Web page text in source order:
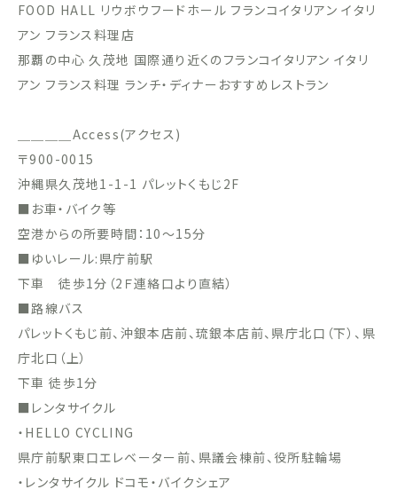
FOOD HALL リウボウフードホール フランコイタリアン イタリ
アン フランス料理店
那覇の中心 久茂地 国際通り近くのフランコイタリアン イタリ
アン フランス料理 ランチ・ディナーおすすめレストラン
＿＿＿＿Access(アクセス)
〒900-0015
沖縄県久茂地1-1-1 パレットくもじ2F
■お車・バイク等
空港からの所要時間：10〜15分
■ゆいレール:県庁前駅
下車 徒歩1分（2Ｆ連絡口より直結）
■路線バス
パレットくもじ前、沖銀本店前、琉銀本店前、県庁北口（下）、県
庁北口（上）
下車 徒歩1分
■レンタサイクル
・HELLO CYCLING
県庁前駅東口エレベーター前、県議会棟前、役所駐輪場
・レンタサイクル ドコモ・バイクシェア